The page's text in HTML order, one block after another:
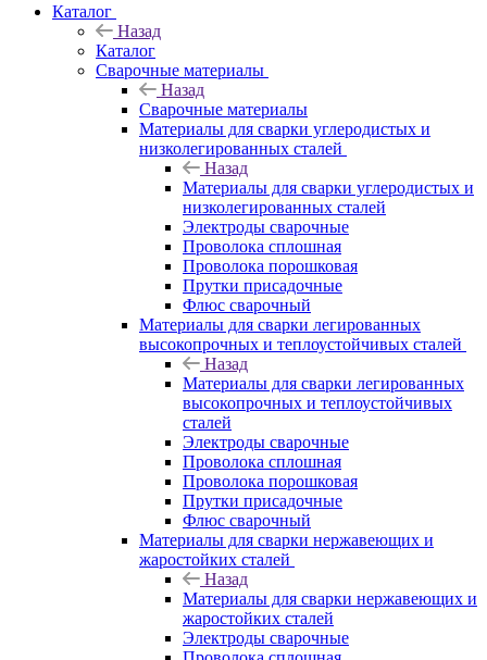
Каталог
Назад
Каталог
Сварочные материалы
Назад
Сварочные материалы
Материалы для сварки углеродистых и
низколегированных сталей
Назад
Материалы для сварки углеродистых и
низколегированных сталей
Электроды сварочные
Проволока сплошная
Проволока порошковая
Прутки присадочные
Флюс сварочный
Материалы для сварки легированных
высокопрочных и теплоустойчивых сталей
Назад
Материалы для сварки легированных
высокопрочных и теплоустойчивых
сталей
Электроды сварочные
Проволока сплошная
Проволока порошковая
Прутки присадочные
Флюс сварочный
Материалы для сварки нержавеющих и
жаростойких сталей
Назад
Материалы для сварки нержавеющих и
жаростойких сталей
Электроды сварочные